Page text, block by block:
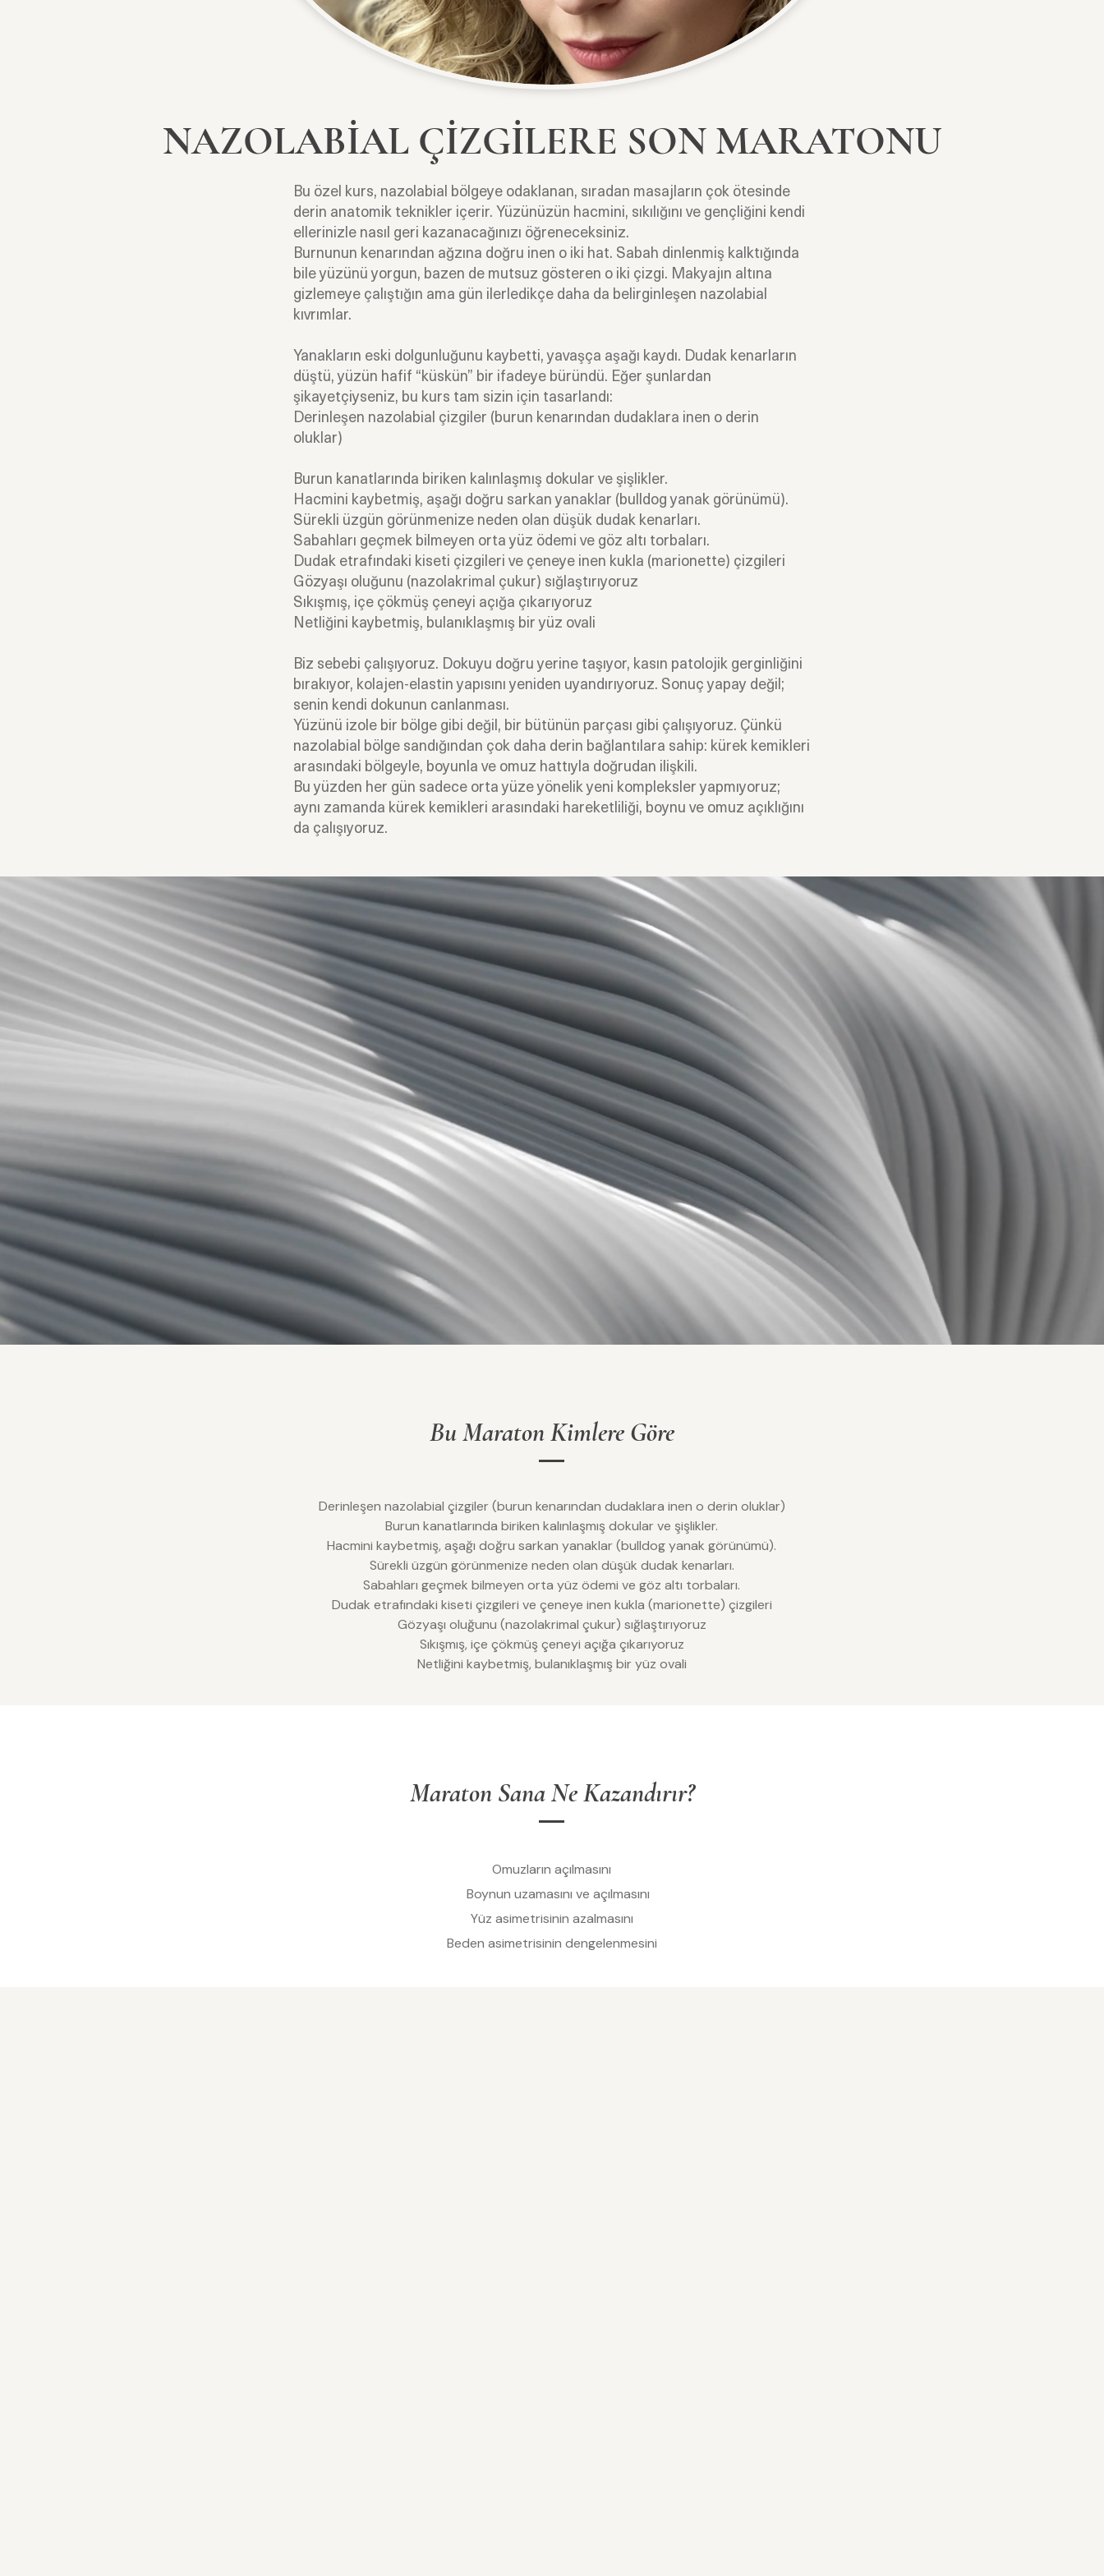
NAZOLABİAL ÇİZGİLERE SON MARATONU
Bu özel kurs, nazolabial bölgeye odaklanan, sıradan masajların çok ötesinde
derin anatomik teknikler içerir. Yüzünüzün hacmini, sıkılığını ve gençliğini kendi
ellerinizle nasıl geri kazanacağınızı öğreneceksiniz.
Burnunun kenarından ağzına doğru inen o iki hat. Sabah dinlenmiş kalktığında
bile yüzünü yorgun, bazen de mutsuz gösteren o iki çizgi. Makyajın altına
gizlemeye çalıştığın ama gün ilerledikçe daha da belirginleşen nazolabial
kıvrımlar.
Yanakların eski dolgunluğunu kaybetti, yavaşça aşağı kaydı. Dudak kenarların
düştü, yüzün hafif “küskün” bir ifadeye büründü. Eğer şunlardan
şikayetçiyseniz, bu kurs tam sizin için tasarlandı:
Derinleşen nazolabial çizgiler (burun kenarından dudaklara inen o derin
oluklar)
Burun kanatlarında biriken kalınlaşmış dokular ve şişlikler.
Hacmini kaybetmiş, aşağı doğru sarkan yanaklar (bulldog yanak görünümü).
Sürekli üzgün görünmenize neden olan düşük dudak kenarları.
Sabahları geçmek bilmeyen orta yüz ödemi ve göz altı torbaları.
Dudak etrafındaki kiseti çizgileri ve çeneye inen kukla (marionette) çizgileri
Gözyaşı oluğunu (nazolakrimal çukur) sığlaştırıyoruz
Sıkışmış, içe çökmüş çeneyi açığa çıkarıyoruz
Netliğini kaybetmiş, bulanıklaşmış bir yüz ovali
Biz sebebi çalışıyoruz. Dokuyu doğru yerine taşıyor, kasın patolojik gerginliğini
bırakıyor, kolajen-elastin yapısını yeniden uyandırıyoruz. Sonuç yapay değil;
senin kendi dokunun canlanması.
Yüzünü izole bir bölge gibi değil, bir bütünün parçası gibi çalışıyoruz. Çünkü
nazolabial bölge sandığından çok daha derin bağlantılara sahip: kürek kemikleri
arasındaki bölgeyle, boyunla ve omuz hattıyla doğrudan ilişkili.
Bu yüzden her gün sadece orta yüze yönelik yeni kompleksler yapmıyoruz;
aynı zamanda kürek kemikleri arasındaki hareketliliği, boynu ve omuz açıklığını
da çalışıyoruz.
Bu Maraton Kimlere Göre
Derinleşen nazolabial çizgiler (burun kenarından dudaklara inen o derin oluklar)
Burun kanatlarında biriken kalınlaşmış dokular ve şişlikler.
Hacmini kaybetmiş, aşağı doğru sarkan yanaklar (bulldog yanak görünümü).
Sürekli üzgün görünmenize neden olan düşük dudak kenarları.
Sabahları geçmek bilmeyen orta yüz ödemi ve göz altı torbaları.
Dudak etrafındaki kiseti çizgileri ve çeneye inen kukla (marionette) çizgileri
Gözyaşı oluğunu (nazolakrimal çukur) sığlaştırıyoruz
Sıkışmış, içe çökmüş çeneyi açığa çıkarıyoruz
Netliğini kaybetmiş, bulanıklaşmış bir yüz ovali
Maraton Sana Ne Kazandırır?
Omuzların açılmasını
Boynun uzamasını ve açılmasını
Yüz asimetrisinin azalmasını
Beden asimetrisinin dengelenmesini